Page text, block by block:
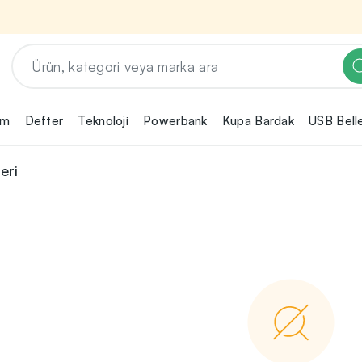
Defter Teknoloji Powerbank Kupa Bardak USB